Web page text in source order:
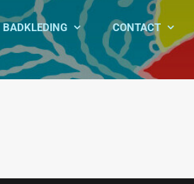
BADKLEDING CONTACT